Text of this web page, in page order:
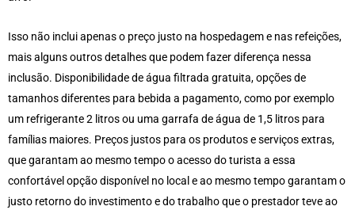
Isso não inclui apenas o preço justo na hospedagem e nas refeições,
mais alguns outros detalhes que podem fazer diferença nessa
inclusão. Disponibilidade de água filtrada gratuita, opções de
tamanhos diferentes para bebida a pagamento, como por exemplo
um refrigerante 2 litros ou uma garrafa de água de 1,5 litros para
famílias maiores. Preços justos para os produtos e serviços extras,
que garantam ao mesmo tempo o acesso do turista a essa
confortável opção disponível no local e ao mesmo tempo garantam o
justo retorno do investimento e do trabalho que o prestador teve ao